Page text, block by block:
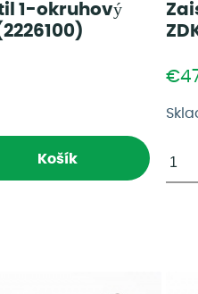
1-okruhový
Košík